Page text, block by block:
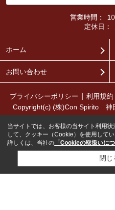
営業時間：
定休日：
ホーム
お問い合わせ
プライバシーポリシー 利用規約
Copyright(c) (株)Con Spirito 神
当サイトでは、お客様の当サイト利用
して、クッキー（Cookie）を使用してい
詳しくは、当社の 「Cookieの取扱いにつ
閉じ